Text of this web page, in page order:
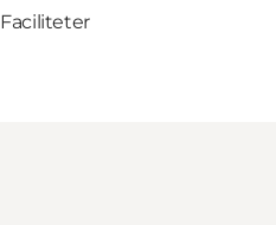
Faciliteter